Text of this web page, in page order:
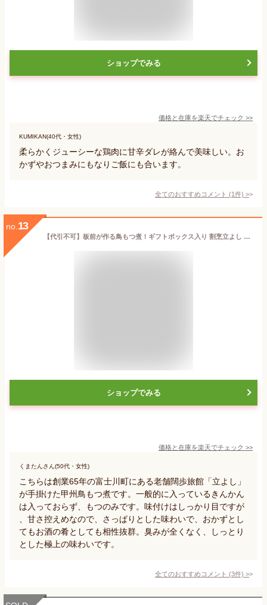
ショップでみる
価格と在庫を楽天でチェック >>
KUMIKAN(40代・女性)
柔らかくジューシーな鶏肉に甘辛ダレが絡んで美味しい。お
かずやおつまみにもなりご飯にも合います。
全てのおすすめコメント (1件) >
no. 13
【代引不可】板前が作る鳥もつ煮！ギフトボックス入り 割烹立よし 甲州とりもつ煮 6食セット モツ煮 ホルモン おつまみ 酒の肴 B級 お取り寄せ ご当地グルメ お土産 珍味
ショップでみる
価格と在庫を楽天でチェック >>
くまたんさん(50代・女性)
こちらは創業65年の富士川町にある老舗闊歩旅館「立よし」
が手掛けた甲州鳥もつ煮です。一般的に入っているきんかん
は入っておらず、もつのみです。味付けはしっかり目ですが
、甘さ控えめなので、さっぱりとした味わいで、おかずとし
てもお酒の肴としても相性抜群。臭みが全くなく、しっとり
とした極上の味わいです。
全てのおすすめコメント (3件) >